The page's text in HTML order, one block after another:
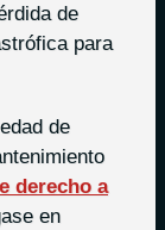
de
para
de
derecho a
en